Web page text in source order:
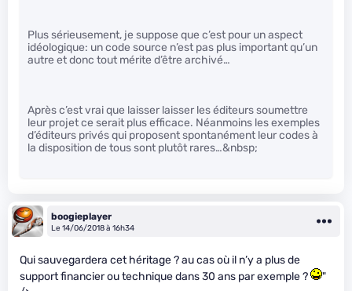
Plus sérieusement, je suppose que c’est pour un aspect
idéologique: un code source n’est pas plus important qu’un
autre et donc tout mérite d’être archivé…
Après c’est vrai que laisser laisser les éditeurs soumettre
leur projet ce serait plus efficace. Néanmoins les exemples
d’éditeurs privés qui proposent spontanément leur codes à
la disposition de tous sont plutôt rares…&nbsp;
boogieplayer
Le 14/06/2018 à 16h34
Qui sauvegardera cet héritage ? au cas où il n’y a plus de
support financier ou technique dans 30 ans par exemple ?
"